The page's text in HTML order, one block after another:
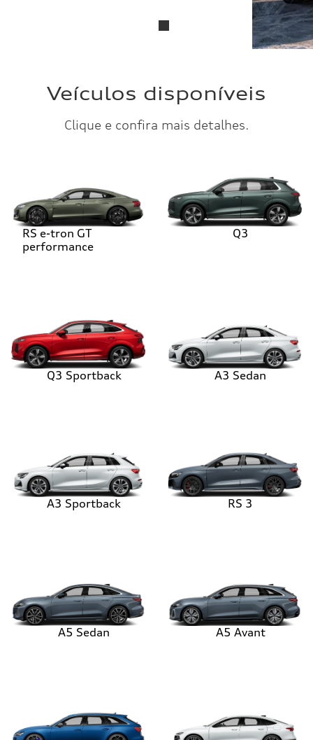
Veículos disponíveis
Clique e confira mais detalhes.
RS e-tron GT
performance
Q3
Q3 Sportback A3 Sedan
A3 Sportback RS 3
A5 Sedan A5 Avant